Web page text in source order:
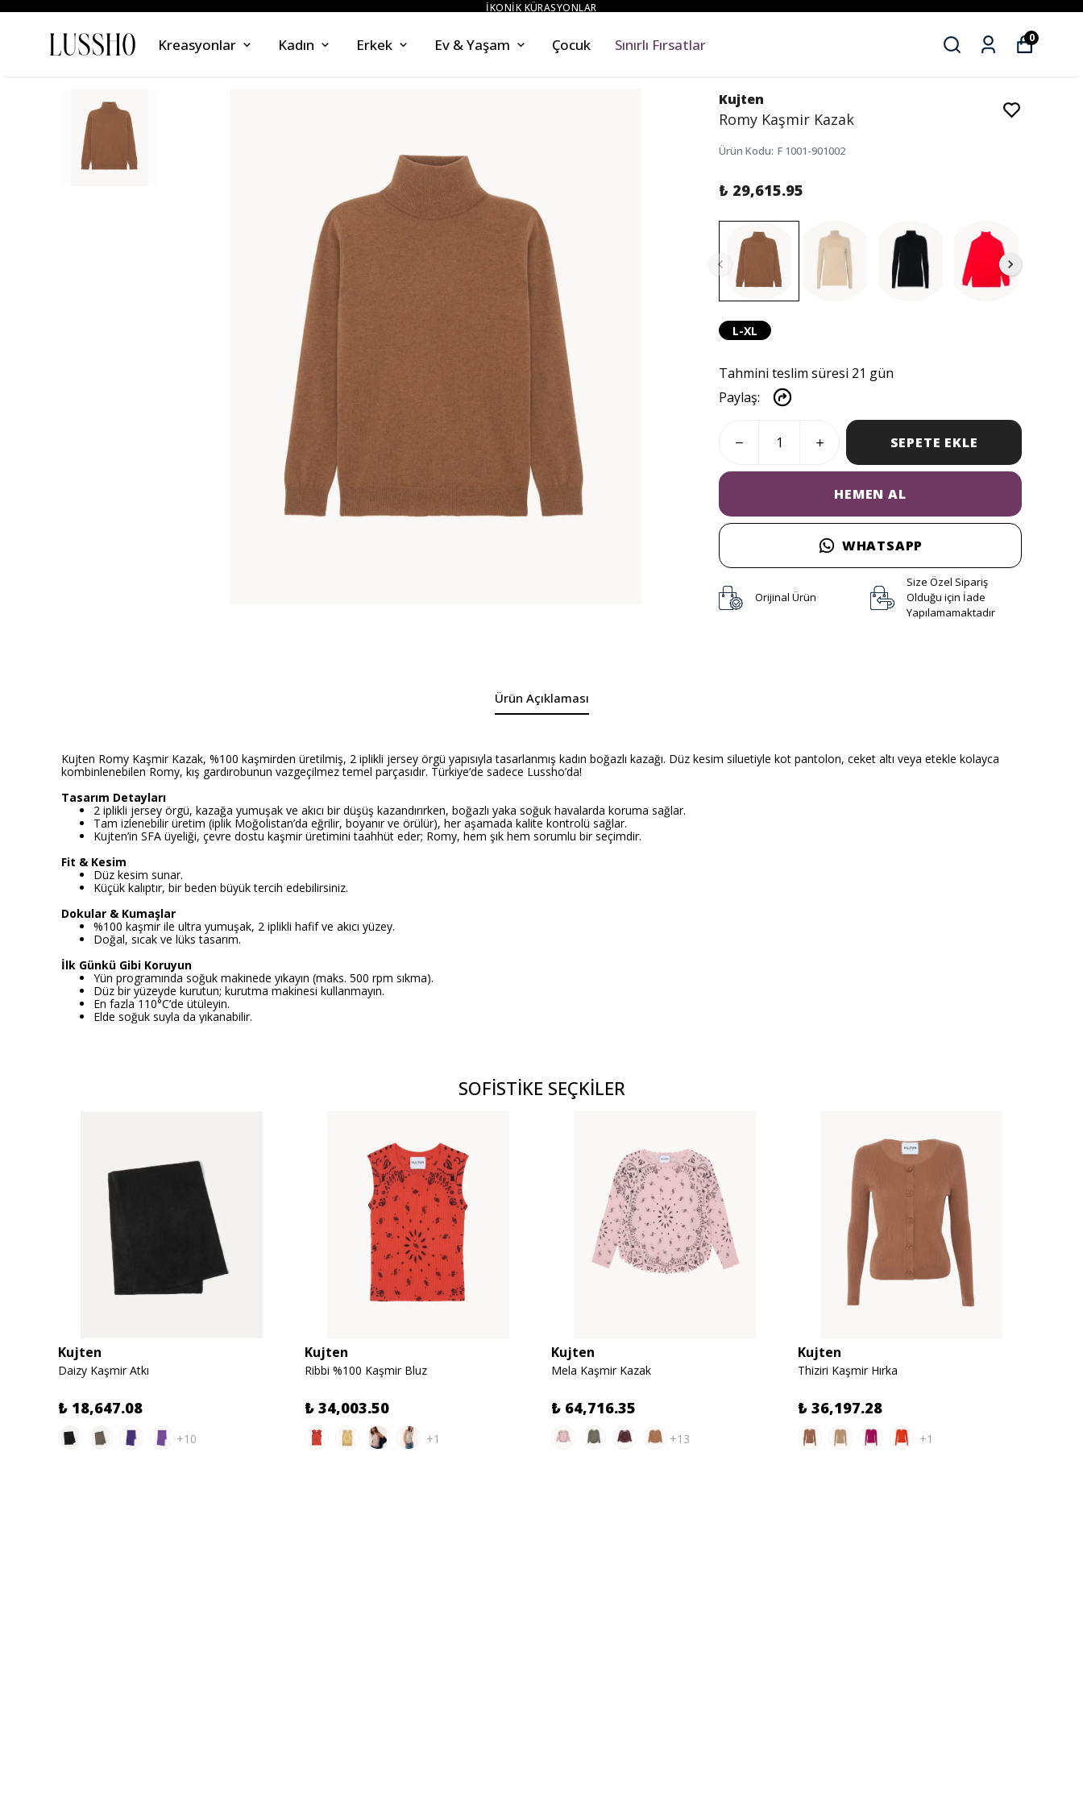
İKONİK KÜRASYONLAR
Kreasyonlar Kadın Erkek Ev & Yaşam Çocuk Sınırlı Fırsatlar 0
Kujten
Romy Kaşmir Kazak
Ürün Kodu: F 1001-901002
₺ 29,615.95
L-XL
Tahmini teslim süresi 21 gün
Paylaş:
SEPETE EKLE
HEMEN AL
WHATSAPP
Orijinal Ürün
Size Özel Sipariş
Olduğu için İade
Yapılamamaktadır
Ürün Açıklaması
Kujten Romy Kaşmir Kazak, %100 kaşmirden üretilmiş, 2 iplikli jersey örgü yapısıyla tasarlanmış kadın boğazlı kazağı. Düz kesim siluetiyle kot pantolon, ceket altı veya etekle kolayca
kombinlenebilen Romy, kış gardırobunun vazgeçilmez temel parçasıdır. Türkiye’de sadece Lussho’da!
Tasarım Detayları
2 iplikli jersey örgü, kazağa yumuşak ve akıcı bir düşüş kazandırırken, boğazlı yaka soğuk havalarda koruma sağlar.
Tam izlenebilir üretim (iplik Moğolistan’da eğrilir, boyanır ve örülür), her aşamada kalite kontrolü sağlar.
Kujten’in SFA üyeliği, çevre dostu kaşmir üretimini taahhüt eder; Romy, hem şık hem sorumlu bir seçimdir.
Fit & Kesim
Düz kesim sunar.
Küçük kalıptır, bir beden büyük tercih edebilirsiniz.
Dokular & Kumaşlar
%100 kaşmir ile ultra yumuşak, 2 iplikli hafif ve akıcı yüzey.
Doğal, sıcak ve lüks tasarım.
İlk Günkü Gibi Koruyun
Yün programında soğuk makinede yıkayın (maks. 500 rpm sıkma).
Düz bir yüzeyde kurutun; kurutma makinesi kullanmayın.
En fazla 110°C’de ütüleyin.
Elde soğuk suyla da yıkanabilir.
SOFİSTİKE SEÇKİLER
Kujten
Daizy Kaşmir Atkı
₺ 18,647.08
+10
Kujten
Ribbi %100 Kaşmir Bluz
₺ 34,003.50
+1
Kujten
Mela Kaşmir Kazak
₺ 64,716.35
+13
Kujten
Thiziri Kaşmir Hırka
₺ 36,197.28
+1